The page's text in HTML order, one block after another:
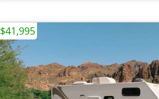
$41,995